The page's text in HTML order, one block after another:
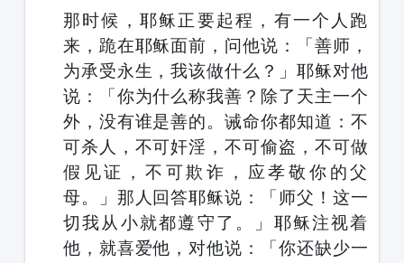
那时候，耶稣正要起程，有一个人跑
来，跪在耶稣面前，问他说：「善师，
为承受永生，我该做什么？」耶稣对他
说：「你为什么称我善？除了天主一个
外，没有谁是善的。诫命你都知道：不
可杀人，不可奸淫，不可偷盗，不可做
假见证，不可欺诈，应孝敬你的父
母。」那人回答耶稣说：「师父！这一
切我从小就都遵守了。」耶稣注视着
他，就喜爱他，对他说：「你还缺少一